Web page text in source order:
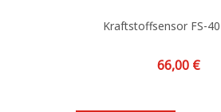
Kraftstoffsensor FS-
Preis
66,00 €